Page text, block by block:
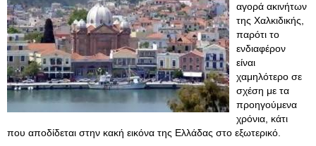
αγορά ακινήτων
της Χαλκιδικής,
παρότι το
ενδιαφέρον
είναι
χαμηλότερο σε
σχέση με τα
προηγούμενα
χρόνια, κάτι
που αποδίδεται στην κακή εικόνα της Ελλάδας στο εξωτερικό.